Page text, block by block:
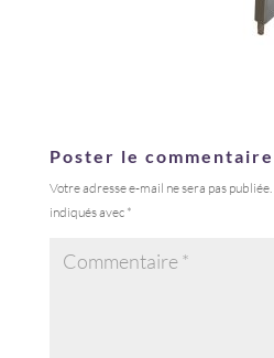
Poster le commentaire
Votre adresse e-mail ne sera pas publiée.
indiqués avec *